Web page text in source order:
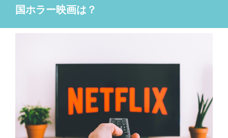
国ホラー映画は？